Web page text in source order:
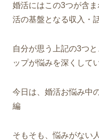
婚活にはこの3つが含
活の基盤となる収入・
自分が思う上記の3つ
ップが悩みを深くして
今日は、婚活お悩み中
編
そもそも、悩みがない